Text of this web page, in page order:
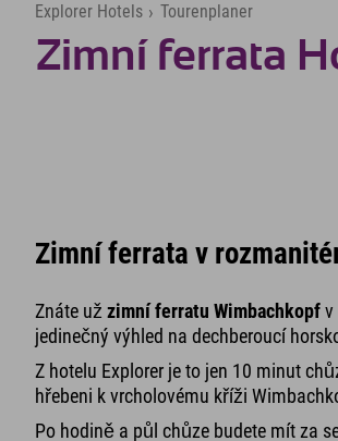
Explorer Hotels › Tourenplaner
Zimní ferrata
Zimní ferrata v
Znáte už zimní ferratu Wimbachkopfv
jedinečný výhled na dechberoucí
Z hotelu Explorer je to jen 10 minut
hřebeni k vrcholovému kříži
Po hodině a půl chůze budete mít za